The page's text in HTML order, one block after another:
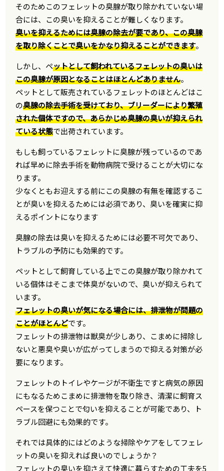
そのためこのフェレットの臭腺が取り除かれていない場
合には、この臭いを抑えることが難しくなります。
臭いを抑えるためには臭腺の除去が要であり、この臭腺
を取り除くことで臭いをかなり抑えることができます。
しかし、ペットとして飼われているフェレットの臭いは
この臭腺が原因となることはほとんどありません。
ペットとして販売されているフェレットのほとんどはこ
の臭腺の除去手術を受けており、ブリーダーにより繁殖
された個体ですので、あらかじめ臭腺の臭いが抑えられ
ている状態で出荷されています。
もしも飼っているフェレットに臭腺が残っているのであ
れば早めに除去手術を動物病院で受けることが大切にな
ります。
少なくともお迎えする前にこの臭腺の有無を確認するこ
とが臭いを抑えるためには必須であり、臭いを確実に抑
えるポイントになります
臭腺の除去は臭いを抑えるためには必要不可欠であり、
トラブルの予防にも効果的です。
ペットとして飼育している上でこの臭腺が取り除かれて
いる個体はそこまで体臭がないので、臭いが抑えられて
います。
フェレットの臭いが気になる場合には、排泄物が問題の
ことがほとんどです。
フェレットの排泄物は獣臭が少しあり、こまめに掃除し
ないと悪臭や臭いが広がってしまうので抑える対策が必
要になります。
フェレットのトイレやケージが不衛生ですと病気の原因
にもなるためこまめに排泄物を取り除き、清潔に飼育ス
ペースを保つことで匂いを抑えることが可能であり、ト
ラブル回避にも効果的です。
それでは具体的にはどのような掃除やケアをしてフェレ
ットの臭いを抑えれば良いのでしょうか？
フェレットの臭いを抑さえて快適に暮らすための工夫を5